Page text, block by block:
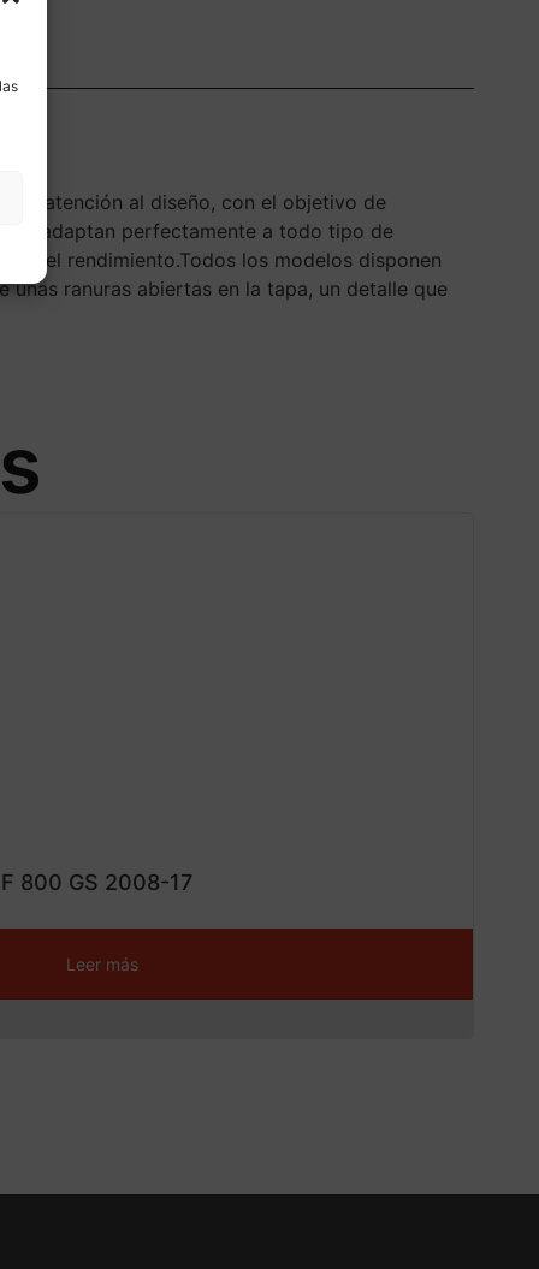
atención al diseño, con el objetivo de
se adaptan perfectamente a todo tipo de
y el rendimiento.Todos los modelos disponen
ranuras abiertas en la tapa, un detalle que
800 GS 2008-17
Leer más